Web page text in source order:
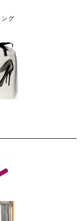
グ